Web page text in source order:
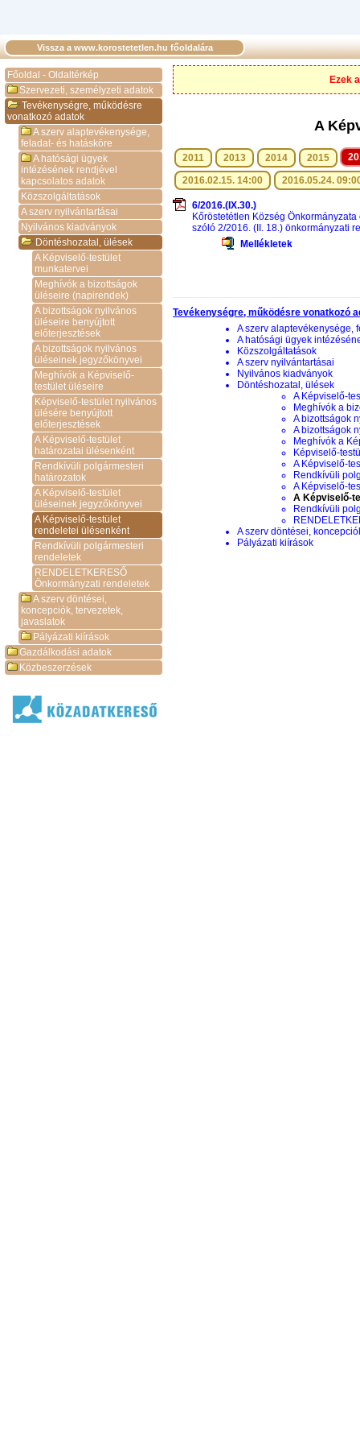
Vissza a www.korostetetlen.hu főoldalára
Főoldal - Oldaltérkép
Szervezeti, személyzeti adatok
Tevékenységre, működésre
vonatkozó adatok
A szerv alaptevékenysége,
feladat- és hatásköre
A hatósági ügyek
intézésének rendjével
kapcsolatos adatok
Közszolgáltatások
A szerv nyilvántartásai
Nyilvános kiadványok
Döntéshozatal, ülések
A Képviselő-testület
munkatervei
Meghívók a bizottságok
üléseire (napirendek)
A bizottságok nyilvános
üléseire benyújtott
előterjesztések
A bizottságok nyilvános
üléseinek jegyzőkönyvei
Meghívók a Képviselő-
testület üléseire
Képviselő-testület nyilvános
ülésére benyújtott
előterjesztések
A Képviselő-testület
határozatai ülésenként
Rendkívüli polgármesteri
határozatok
A Képviselő-testület
üléseinek jegyzőkönyvei
A Képviselő-testület
rendeletei ülésenként
Rendkívüli polgármesteri
rendeletek
RENDELETKERESŐ
Önkormányzati rendeletek
A szerv döntései,
koncepciók, tervezetek,
javaslatok
Pályázati kiírások
Gazdálkodási adatok
Közbeszerzések
Ezek
A
2011 2013 2014 2015
2016.02.15. 14:00 2016.05.24.
6/2016.(IX.30.)
Kőröstetétlen Község
szóló 2/2016. (II. 18.) önkormányzati
Mellékletek
Tevékenységre, működésre vonatkozó
A szerv alaptevékenysége,
A hatósági ügyek
Közszolgáltatások
A szerv nyilvántartásai
Nyilvános kiadványok
Döntéshozatal, ülések
A Képviselő-
Meghívók a
A bizottságok
A bizottságok
Meghívók a
Képviselő-
A Képviselő-
Rendkívüli
A Képviselő-
A Képviselő-
Rendkívüli
A szerv döntései,
Pályázati kiírások